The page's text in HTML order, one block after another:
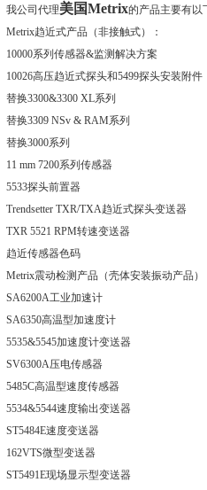
我公司代理美国Metrix的产品主要有以
Metrix趋近式产品（非接触式）：
10000系列传感器&监测解决方案
10026高压趋近式探头和5499探头安装附件
替换3300&3300 XL系列
替换3309 NSv & RAM系列
替换3000系列
11 mm 7200系列传感器
5533探头前置器
Trendsetter TXR/TXA趋近式探头变送器
TXR 5521 RPM转速变送器
趋近传感器色码
Metrix震动检测产品（壳体安装振动产品）
SA6200A工业加速计
SA6350高温型加速度计
5535&5545加速度计变送器
SV6300A压电传感器
5485C高温型速度传感器
5534&5544速度输出变送器
ST5484E速度变送器
162VTS微型变送器
ST5491E现场显示型变送器